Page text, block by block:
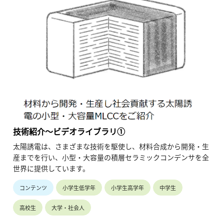
技術紹介～ビデオライブラリ①
太陽誘電は、さまざまな技術を駆使し、材料合成から開発・生
産までを行い、小型・大容量の積層セラミックコンデンサを全
世界に提供しています。
コンテンツ 小学生低学年 小学生高学年 中学生
高校生 大学・社会人